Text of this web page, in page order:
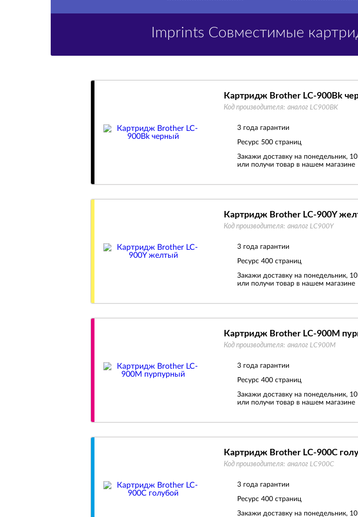
Imprints Совместимые
Картридж Brother LC-900Bk
Код производителя: аналог LC900BK
3 года гарантии
Ресурс 500 страниц
Закажи доставку на понедельник, 10
или получи товар в нашем магазине
Картридж Brother LC-900Y
Код производителя: аналог LC900Y
3 года гарантии
Ресурс 400 страниц
Закажи доставку на понедельник, 10
или получи товар в нашем магазине
Картридж Brother LC-900M
Код производителя: аналог LC900M
3 года гарантии
Ресурс 400 страниц
Закажи доставку на понедельник, 10
или получи товар в нашем магазине
Картридж Brother LC-900C
Код производителя: аналог LC900C
3 года гарантии
Ресурс 400 страниц
Закажи доставку на понедельник, 10